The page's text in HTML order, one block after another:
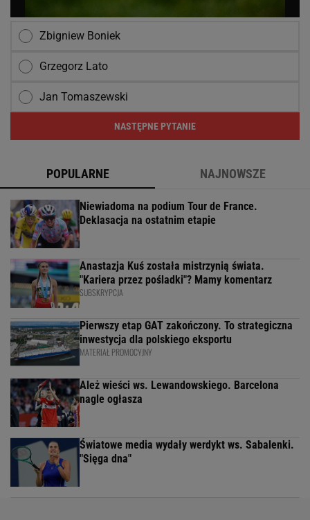
Zbigniew Boniek
Grzegorz Lato
Jan Tomaszewski
NASTĘPNE PYTANIE
POPULARNE NAJNOWSZE
Niewiadoma na podium Tour de France.
Deklasacja na ostatnim etapie
Anastazja Kuś została mistrzynią świata.
"Kariera przez pośladki"? Mamy komentarz
SUBSKRYPCJA
Pierwszy etap GAT zakończony. To strategiczna
inwestycja dla polskiego eksportu
MATERIAŁ PROMOCYJNY
Ależ wieści ws. Lewandowskiego. Barcelona
nagle ogłasza
Światowe media wydały werdykt ws. Sabalenki.
"Sięga dna"